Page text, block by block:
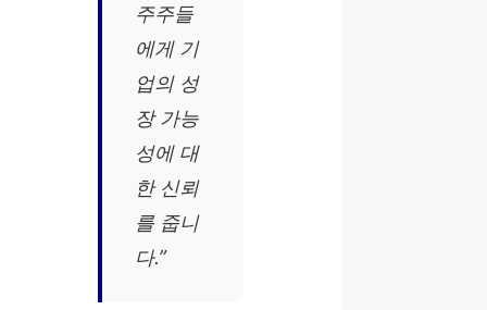
주주들
에게 기
업의 성
장 가능
성에 대
한 신뢰
를 줍니
다.”